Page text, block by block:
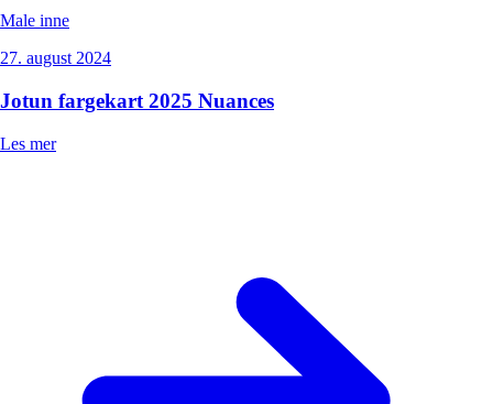
Male inne
27. august 2024
Jotun fargekart 2025 Nuances
Les mer